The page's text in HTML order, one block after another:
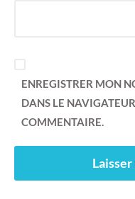
ENREGISTRER MON
DANS LE
COMMENTAIRE.